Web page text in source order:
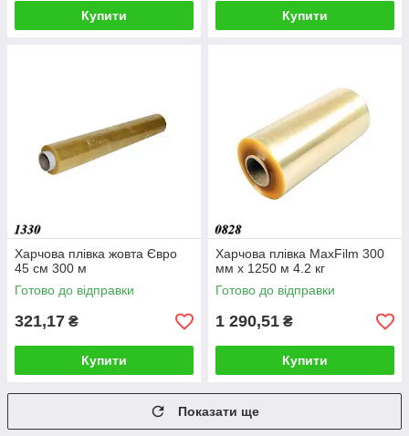
Купити Купити
Харчова плівка жовта Євро
45 см 300 м
Готово до відправки
321,17 ₴
Купити
Харчова плівка MaxFilm 300
мм х 1250 м 4.2 кг
Готово до відправки
1 290,51 ₴
Купити
Показати ще